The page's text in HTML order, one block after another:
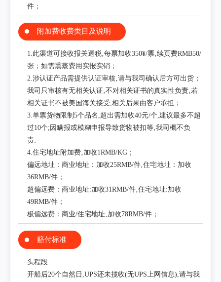
件；
附加费收费类目及说明
1.此渠道可接收报关退税‚每票加收350¥/票‚续页费RMB50/
张；如需熏蒸费用实报实销；
2.涉认证产品需提供认证审核‚请与我司确认后方可出货；
我司只审核有无相关认证‚不对相关证书的真实性负责‚若
相关证书不被美国海关接受,相关后果由客户承担；
3.单票货物限制5个品名,超出需加收40元/个,建议最多不超
过10个;因瞒报或模糊申报导致货物被扣等‚我司概不负
责;
4.住宅地址附加费‚加收1RMB/KG；
偏远地址：商业地址：加收25RMB/件‚住宅地址：加收
36RMB/件；
超偏远费：商业地址:加收31RMB/件‚住宅地址:加收
49RMB/件；
极偏远费：商业/住宅地址‚加收78RMB/件；
赔付标准
头程段:
开船后20个自然日,UPS还未揽收(无UPS上网信息),请与我